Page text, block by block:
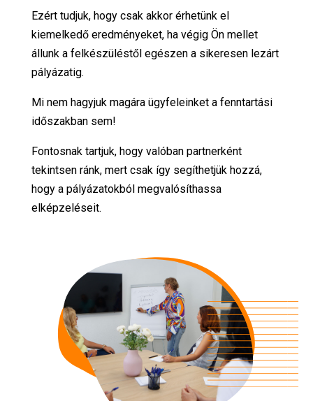
Ezért tudjuk, hogy csak akkor érhetünk el
kiemelkedő eredményeket, ha végig Ön mellet
állunk a felkészüléstől egészen a sikeresen lezárt
pályázatig.
Mi nem hagyjuk magára ügyfeleinket a fenntartási
időszakban sem!
Fontosnak tartjuk, hogy valóban partnerként
tekintsen ránk, mert csak így segíthetjük hozzá,
hogy a pályázatokból megvalósíthassa
elképzeléseit.